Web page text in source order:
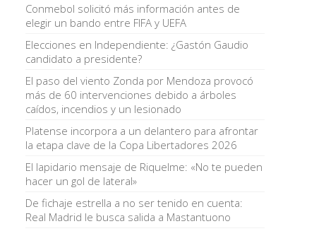
Conmebol solicitó más información antes de
elegir un bando entre FIFA y UEFA
Elecciones en Independiente: ¿Gastón Gaudio
candidato a presidente?
El paso del viento Zonda por Mendoza provocó
más de 60 intervenciones debido a árboles
caídos, incendios y un lesionado
Platense incorpora a un delantero para afrontar
la etapa clave de la Copa Libertadores 2026
El lapidario mensaje de Riquelme: «No te pueden
hacer un gol de lateral»
De fichaje estrella a no ser tenido en cuenta:
Real Madrid le busca salida a Mastantuono